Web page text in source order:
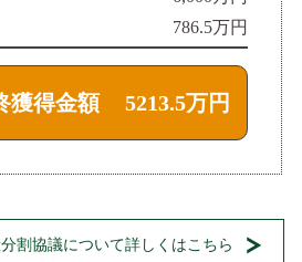
786.5万円
獲得金額 5213.5万円
割協議について詳しくはこちら